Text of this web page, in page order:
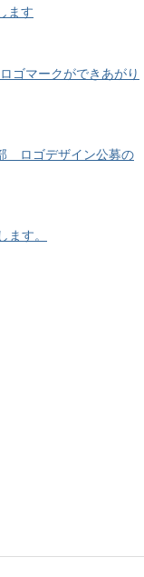
ます
ゴマークができあがり
ロゴデザイン公募の
す。